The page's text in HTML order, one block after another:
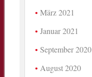
März 2021
Januar 2021
September 2020
August 2020